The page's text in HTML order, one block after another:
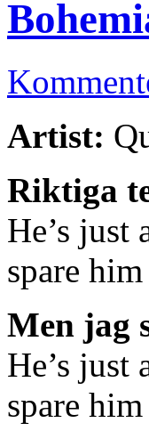
Artist:
Riktiga
He’s
spare
Men jag
He’s
spare